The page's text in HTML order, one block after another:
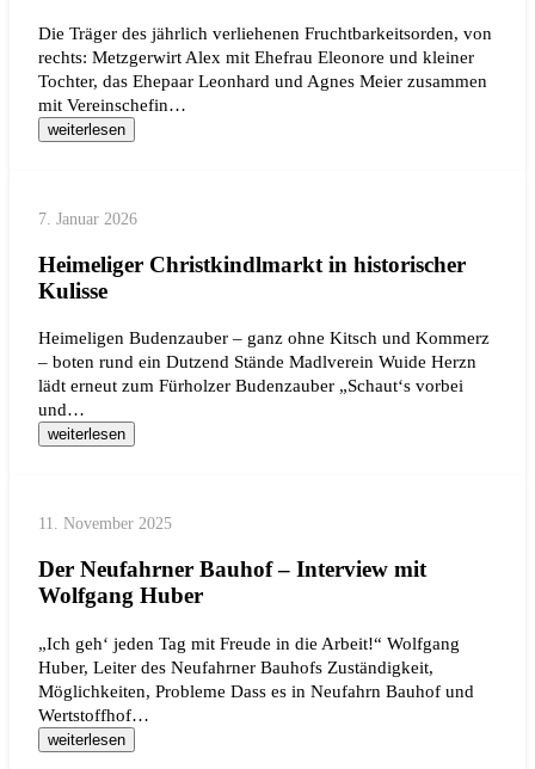
Die Träger des jährlich verliehenen Fruchtbarkeitsorden, von
rechts: Metzgerwirt Alex mit Ehefrau Eleonore und kleiner
Tochter, das Ehepaar Leonhard und Agnes Meier zusammen
mit Vereinschefin…
weiterlesen
7. Januar 2026
Heimeliger Christkindlmarkt in historischer
Kulisse
Heimeligen Budenzauber – ganz ohne Kitsch und Kommerz
– boten rund ein Dutzend Stände Madlverein Wuide Herzn
lädt erneut zum Fürholzer Budenzauber „Schaut‘s vorbei
und…
weiterlesen
11. November 2025
Der Neufahrner Bauhof – Interview mit
Wolfgang Huber
„Ich geh‘ jeden Tag mit Freude in die Arbeit!“ Wolfgang
Huber, Leiter des Neufahrner Bauhofs Zuständigkeit,
Möglichkeiten, Probleme Dass es in Neufahrn Bauhof und
Wertstoffhof…
weiterlesen